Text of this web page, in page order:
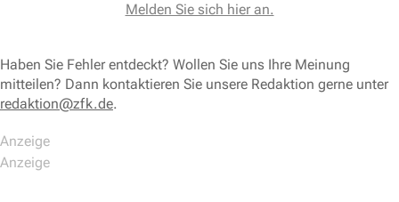
Melden Sie sich hier an.
Haben Sie Fehler entdeckt? Wollen Sie uns Ihre Meinung
mitteilen? Dann kontaktieren Sie unsere Redaktion gerne unter
redaktion@zfk.de.